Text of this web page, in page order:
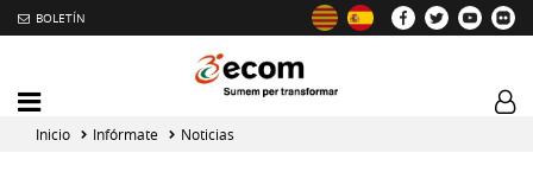
BOLETÍN
Intercambiador
del
menú
Inicio Infórmate Noticias